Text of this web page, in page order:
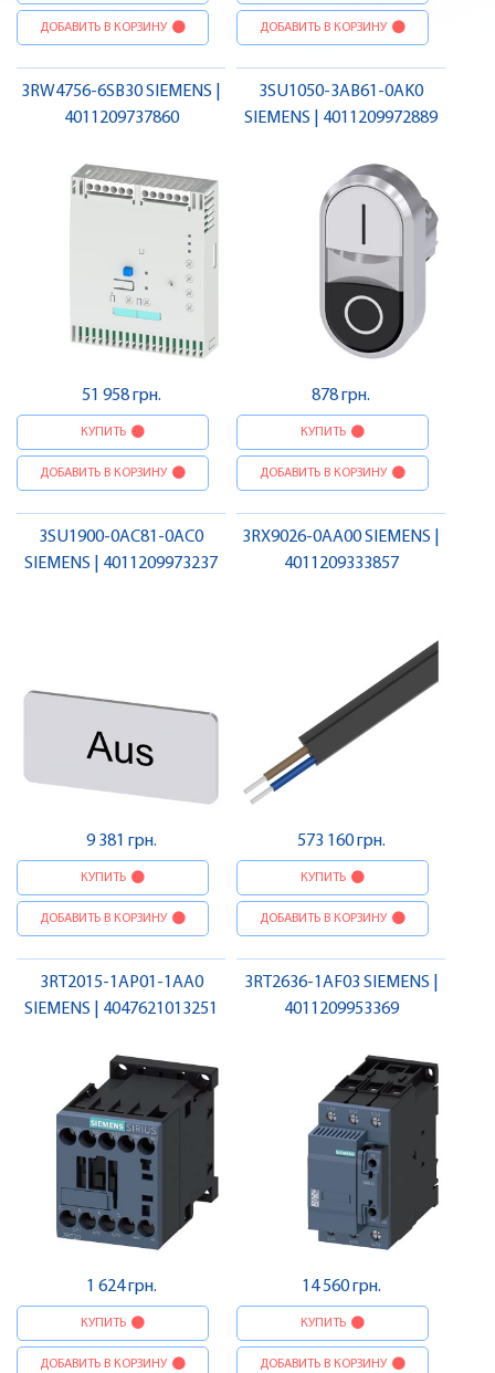
ДОБАВИТЬ В КОРЗИНУ ДОБАВИТЬ В КОРЗИНУ
3RW4756-6SB30 SIEMENS |
4011209737860
51 958 грн.
КУПИТЬ
ДОБАВИТЬ В КОРЗИНУ
3SU1050-3AB61-0AK0
SIEMENS | 4011209972889
878 грн.
КУПИТЬ
ДОБАВИТЬ В КОРЗИНУ
3SU1900-0AC81-0AC0
SIEMENS | 4011209973237
9 381 грн.
КУПИТЬ
ДОБАВИТЬ В КОРЗИНУ
3RX9026-0AA00 SIEMENS |
4011209333857
573 160 грн.
КУПИТЬ
ДОБАВИТЬ В КОРЗИНУ
3RT2015-1AP01-1AA0
SIEMENS | 4047621013251
1 624 грн.
КУПИТЬ
ДОБАВИТЬ В КОРЗИНУ
3RT2636-1AF03 SIEMENS |
4011209953369
14 560 грн.
КУПИТЬ
ДОБАВИТЬ В КОРЗИНУ